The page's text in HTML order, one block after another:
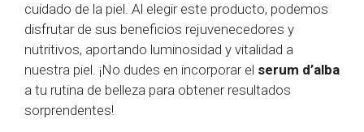
cuidado de la piel. Al elegir este producto, podemos
disfrutar de sus beneficios rejuvenecedores y
nutritivos, aportando luminosidad y vitalidad a
nuestra piel. ¡No dudes en incorporar el serum d’alba
a tu rutina de belleza para obtener resultados
sorprendentes!